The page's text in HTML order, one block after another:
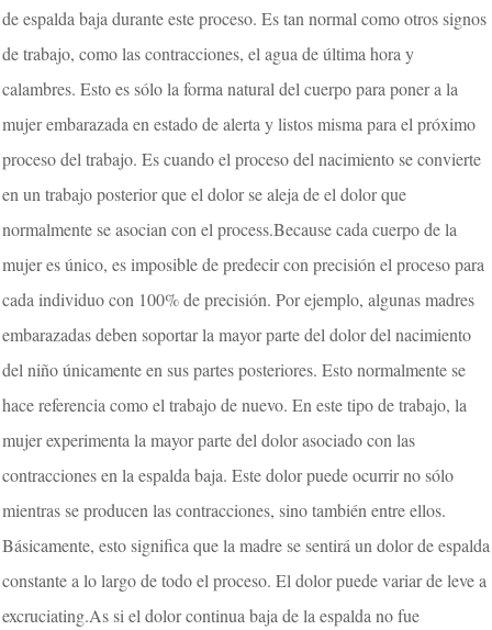
de espalda baja durante este proceso. Es tan normal como otros signos
de trabajo, como las contracciones, el agua de última hora y
calambres. Esto es sólo la forma natural del cuerpo para poner a la
mujer embarazada en estado de alerta y listos misma para el próximo
proceso del trabajo. Es cuando el proceso del nacimiento se convierte
en un trabajo posterior que el dolor se aleja de el dolor que
normalmente se asocian con el process.Because cada cuerpo de la
mujer es único, es imposible de predecir con precisión el proceso para
cada individuo con 100% de precisión. Por ejemplo, algunas madres
embarazadas deben soportar la mayor parte del dolor del nacimiento
del niño únicamente en sus partes posteriores. Esto normalmente se
hace referencia como el trabajo de nuevo. En este tipo de trabajo, la
mujer experimenta la mayor parte del dolor asociado con las
contracciones en la espalda baja. Este dolor puede ocurrir no sólo
mientras se producen las contracciones, sino también entre ellos.
Básicamente, esto significa que la madre se sentirá un dolor de espalda
constante a lo largo de todo el proceso. El dolor puede variar de leve a
excruciating.As si el dolor continua baja de la espalda no fue